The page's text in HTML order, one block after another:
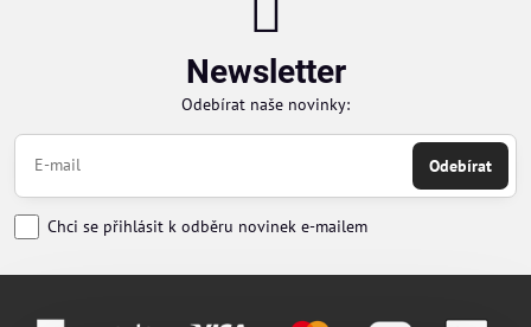
Newsletter
Odebírat naše novinky:
Odebírat
Chci se přihlásit k odběru novinek e-mailem